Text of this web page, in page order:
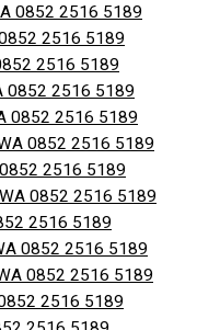
0852 2516 5189
0852 2516 5189
2516 5189
0852 2516 5189
0852 2516 5189
WA 0852 2516 5189
0852 2516 5189
WA 0852 2516 5189
2516 5189
0852 2516 5189
WA 0852 2516 5189
0852 2516 5189